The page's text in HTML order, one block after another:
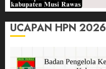
UCAPAN HPN 2026